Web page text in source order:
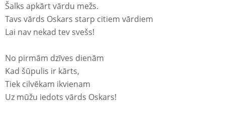
Šalks apkārt vārdu mežs.
Tavs vārds Oskars starp citiem vārdiem
Lai nav nekad tev svešs!
No pirmām dzīves dienām
Kad šūpulis ir kārts,
Tiek cilvēkam ikvienam
Uz mūžu iedots vārds Oskars!